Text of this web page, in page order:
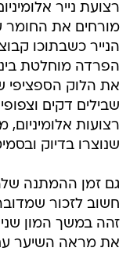
רצועת נייר
מורחים את החומר
הנייר כשבתוכו
הפרדה מוחלטת
את הלוק הספציפי
שבילים דקים
רצועות אלומיניום,
שנוצרו בדיוק
גם זמן ההמתנה
חשוב לזכור
זהה במשך המון
את מראה השיער עם